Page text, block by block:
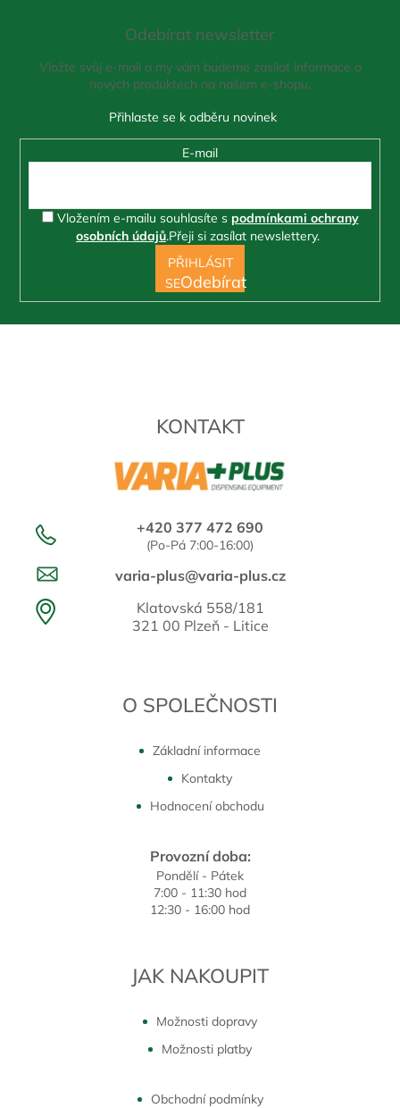
KONTAKT
+420 377 472 690
(Po-Pá 7:00-16:00)
varia-plus@varia-plus.cz
Klatovská 558/181
321 00 Plzeň - Litice
O SPOLEČNOSTI
Základní informace
Kontakty
Hodnocení obchodu
Provozní doba:
Pondělí - Pátek
7:00 - 11:30 hod
12:30 - 16:00 hod
JAK NAKOUPIT
Možnosti dopravy
Možnosti platby
Obchodní podmínky
Odebírat newsletter
Vložte svůj e-mail a my vám budeme zasílat informace o
nových produktech na našem e-shopu.
E-mail
Vložením e-mailu souhlasíte s podmínkami ochrany
osobních údajů.Přeji si zasílat newslettery.
PŘIHLÁSIT
SE